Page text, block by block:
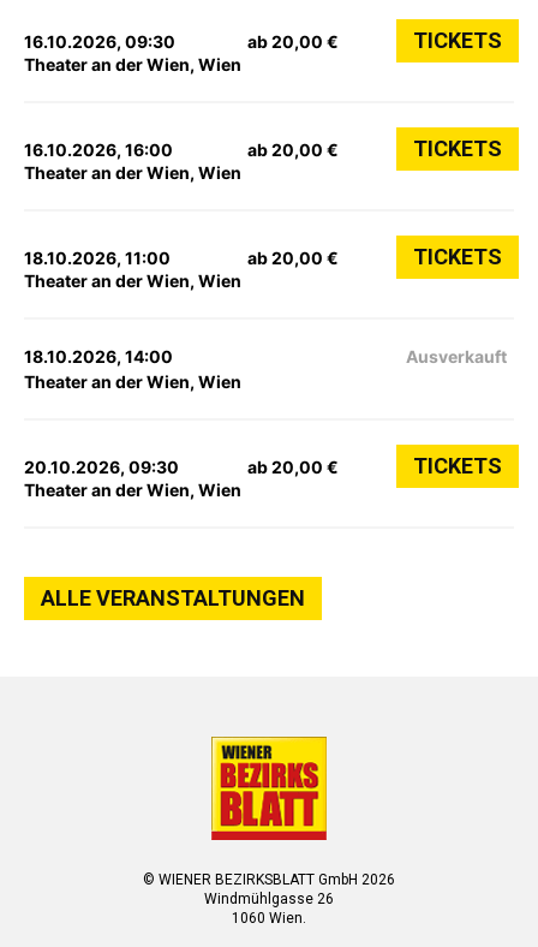
16.10.2026, 09:30
Theater an der Wien, Wien
ab 20,00 € TICKETS
16.10.2026, 16:00
Theater an der Wien, Wien
ab 20,00 € TICKETS
18.10.2026, 11:00
Theater an der Wien, Wien
ab 20,00 € TICKETS
18.10.2026, 14:00
Theater an der Wien, Wien
Ausverkauft
20.10.2026, 09:30
Theater an der Wien, Wien
ab 20,00 € TICKETS
ALLE VERANSTALTUNGEN
© WIENER BEZIRKSBLATT GmbH 2026
Windmühlgasse 26
1060 Wien.